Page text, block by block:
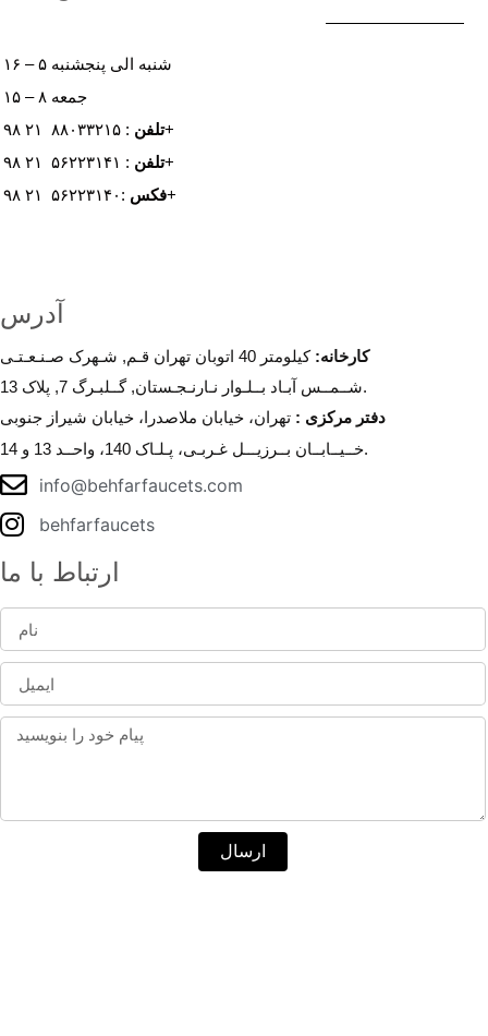
شنبه الی پنجشنبه ۵ – ۱۶
جمعه ۸ – ۱۵
تلفن: ۸۸۰۳۳۲۱۵ ۲۱ ۹۸+
تلفن: ۵۶۲۲۳۱۴۱ ۲۱ ۹۸+
فکس:۵۶۲۲۳۱۴۰ ۲۱ ۹۸+
آدرس
کارخانه: کیلومتر 40 اتوبان تهران قـم, شـهرک صـنـعـتـی
شــمــس آبـاد بــلـوار نـارنـجـستان, گــلبـرگ 7, پلاک 13.
دفتر مرکزی : تهران، خیابان ملاصدرا، خیابان شیراز جنوبی
خــیــابــان بــرزیـــل غـربـی، پـلـاک 140، واحــد 13 و 14.
info@behfarfaucets.com
behfarfaucets
ارتباط با ما
ارسال